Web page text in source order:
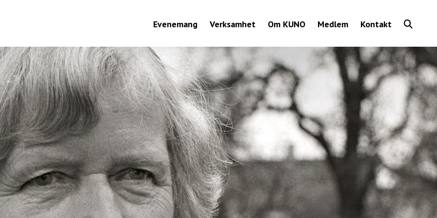
Evenemang Verksamhet Om KUNO Medlem Kontakt Show
Search